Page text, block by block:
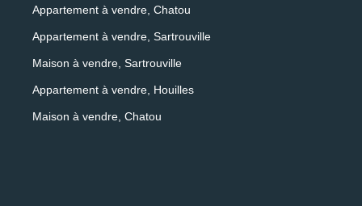
Appartement à vendre, Chatou
Appartement à vendre, Sartrouville
Maison à vendre, Sartrouville
Appartement à vendre, Houilles
Maison à vendre, Chatou